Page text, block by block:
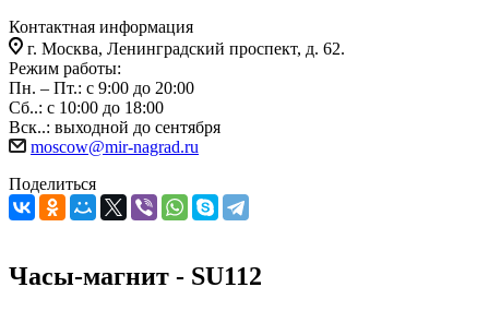
Контактная информация
г. Москва, Ленинградский проспект, д. 62.
Режим работы:
Пн. – Пт.: с 9:00 до 20:00
Сб..: с 10:00 до 18:00
Вск..: выходной до сентября
moscow@mir-nagrad.ru
Поделиться
Часы-магнит - SU112